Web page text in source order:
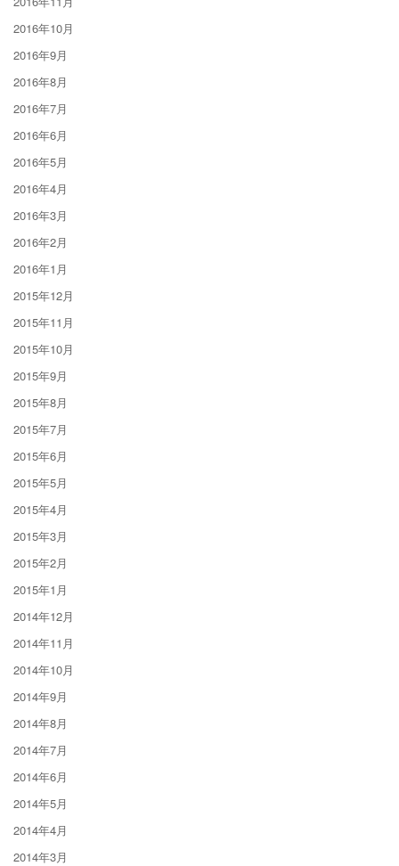
2016年10月
2016年9月
2016年8月
2016年7月
2016年6月
2016年5月
2016年4月
2016年3月
2016年2月
2016年1月
2015年12月
2015年11月
2015年10月
2015年9月
2015年8月
2015年7月
2015年6月
2015年5月
2015年4月
2015年3月
2015年2月
2015年1月
2014年12月
2014年11月
2014年10月
2014年9月
2014年8月
2014年7月
2014年6月
2014年5月
2014年4月
2014年3月